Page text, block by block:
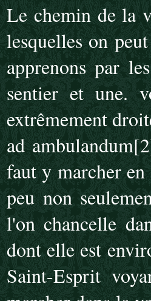
Le chemin de la
lesquelles on
apprenons par
sentier et une.
extrêmement
ad
faut y marcher
peu non
l'on chancelle
dont elle est
Saint-Esprit